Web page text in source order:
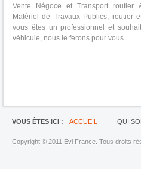
Vente Négoce et Transport routier
Matériel de Travaux Publics, routier
vous êtes un professionnel et
véhicule, nous le ferons pour vous.
VOUS ÊTES ICI : ACCUEIL QUI
Copyright © 2011 Evi France. Tous droits